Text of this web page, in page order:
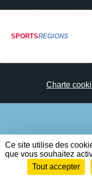
SPORTSREGIONS
Charte
Envie de participer ?
Ce site utilise des
que vous souhaitez
Tout accepter